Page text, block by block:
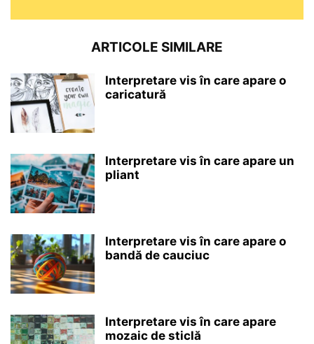
ARTICOLE SIMILARE
Interpretare vis în care apare o
caricatură
Interpretare vis în care apare un
pliant
Interpretare vis în care apare o
bandă de cauciuc
Interpretare vis în care apare
mozaic de sticlă